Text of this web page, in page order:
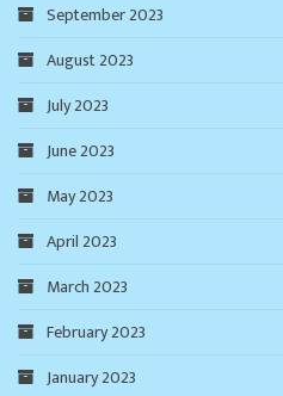
September 2023
August 2023
July 2023
June 2023
May 2023
April 2023
March 2023
February 2023
January 2023